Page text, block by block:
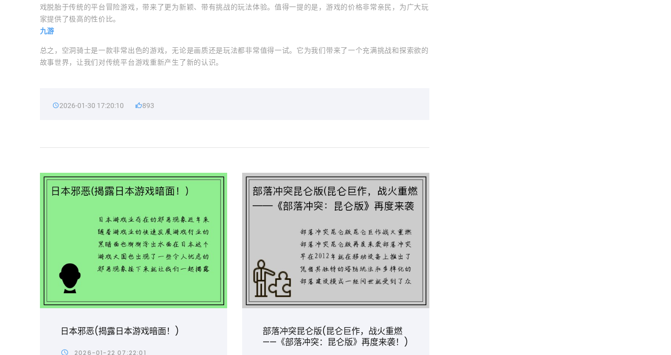
戏脱胎于传统的平台冒险游戏，带来了更为新颖、带有挑战的玩法体验。值得一提的是，游戏的价格非常亲民，为广大玩
家提供了极高的性价比。
九游
总之，空洞骑士是一款非常出色的游戏，无论是画质还是玩法都非常值得一试。它为我们带来了一个充满挑战和探索欲的
故事世界，让我们对传统平台游戏重新产生了新的认识。
2026-01-30 17:20:10 893
日本邪恶(揭露日本游戏暗面！)
2026-01-22 07:22:01
部落冲突昆仑版(昆仑巨作，战火重燃
——《部落冲突：昆仑版》再度来袭！)